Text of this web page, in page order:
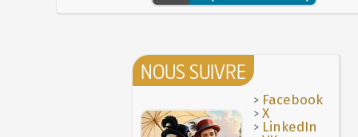
NOUS SUIVRE
> Facebook
>X
> LinkedIn